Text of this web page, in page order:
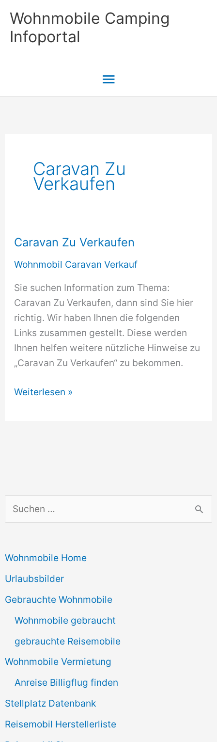
Inhalt
springen
Wohnmobile Camping
Infoportal
Hauptmenü
u
h
e
n
Wohnmobile Home
Urlaubsbilder
Gebrauchte Wohnmobile
Wohnmobile gebraucht
gebrauchte Reisemobile
Wohnmobile Vermietung
Anreise Billigflug finden
Stellplatz Datenbank
Reisemobil Herstellerliste
Caravan Zu
Verkaufen
Caravan Zu Verkaufen
Wohnmobil Caravan Verkauf
Sie suchen Information zum Thema:
Caravan Zu Verkaufen, dann sind Sie hier
richtig. Wir haben Ihnen die folgenden
Links zusammen gestellt. Diese werden
Ihnen helfen weitere nützliche Hinweise zu
„Caravan Zu Verkaufen“ zu bekommen.
Caravan
Weiterlesen »